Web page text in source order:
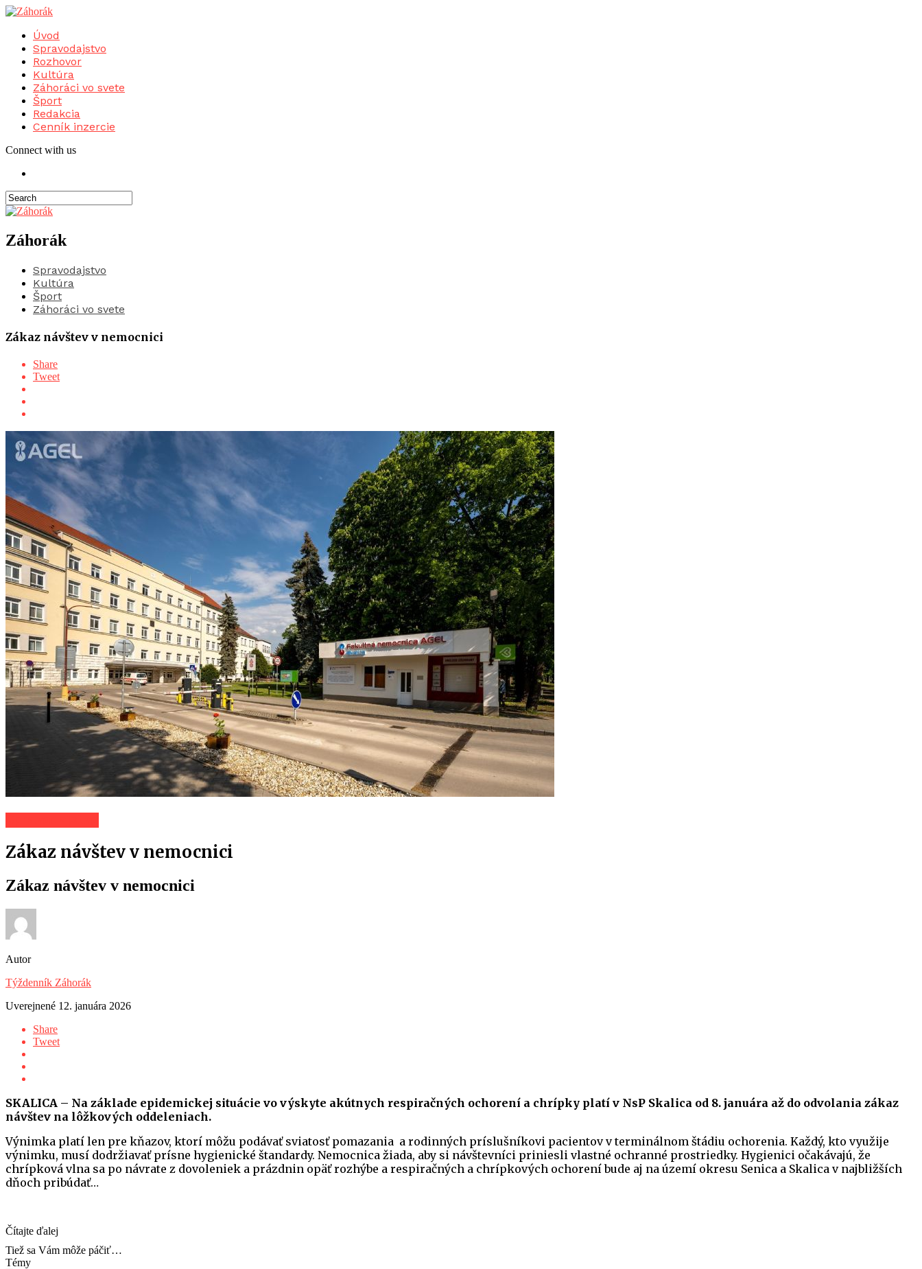
Úvod
Spravodajstvo
Rozhovor
Kultúra
Záhoráci vo svete
Šport
Redakcia
Cenník inzercie
Connect with us
Záhorák
Spravodajstvo
Kultúra
Šport
Záhoráci vo svete
Zákaz návštev v nemocnici
Share
Tweet
Zákaz návštev v nemocnici
Zákaz návštev v nemocnici
Autor
Týždenník Záhorák
Uverejnené 12. januára 2026
Share
Tweet
SKALICA – Na základe epidemickej situácie vo výskyte akútnych respiračných ochorení a chrípky platí v NsP Skalica od 8. januára až do odvolania zákaz
návštev na lôžkových oddeleniach.
Výnimka platí len pre kňazov, ktorí môžu podávať sviatosť pomazania a rodinných príslušníkovi pacientov v terminálnom štádiu ochorenia. Každý, kto využije
výnimku, musí dodržiavať prísne hygienické štandardy. Nemocnica žiada, aby si návštevníci priniesli vlastné ochranné prostriedky. Hygienici očakávajú, že
chrípková vlna sa po návrate z dovoleniek a prázdnin opäť rozhýbe a respiračných a chrípkových ochorení bude aj na území okresu Senica a Skalica v najbližších
dňoch pribúdať…
Čítajte ďalej
Tiež sa Vám môže páčiť…
Témy